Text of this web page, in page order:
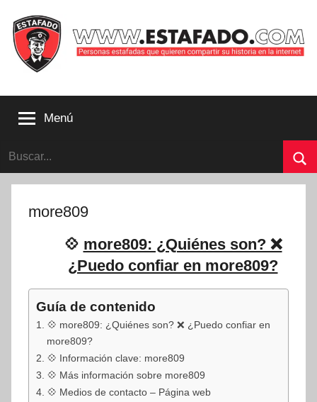
contenido
que
compartir
su
Estafado.com
Menú
Buscar:
more809
💠 more809: ¿Quiénes son? ❌
¿Puedo confiar en more809?
Guía de contenido
💠 more809: ¿Quiénes son? ❌ ¿Puedo confiar en
more809?
💠 Información clave: more809
💠 Más información sobre more809
💠 Medios de contacto – Página web